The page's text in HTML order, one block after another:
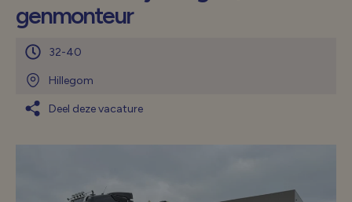
genmonteur
32-40
Hillegom
Deel deze vacature